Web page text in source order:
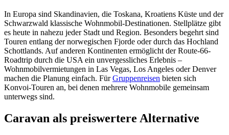
In Europa sind Skandinavien, die Toskana, Kroatiens Küste und der
Schwarzwald klassische Wohnmobil-Destinationen. Stellplätze gibt
es heute in nahezu jeder Stadt und Region. Besonders begehrt sind
Touren entlang der norwegischen Fjorde oder durch das Hochland
Schottlands. Auf anderen Kontinenten ermöglicht der Route-66-
Roadtrip durch die USA ein unvergessliches Erlebnis –
Wohnmobilvermietungen in Las Vegas, Los Angeles oder Denver
machen die Planung einfach. FürGruppenreisen bieten sich
Konvoi-Touren an, bei denen mehrere Wohnmobile gemeinsam
unterwegs sind.
Caravan als preiswertere Alternative